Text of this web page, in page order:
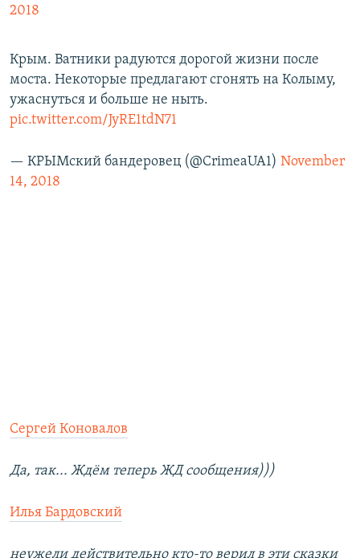
2018
Крым. Ватники радуются дорогой жизни после
моста. Некоторые предлагают сгонять на Колыму,
ужаснуться и больше не ныть.
pic.twitter.com/JyRE1tdN71
— КРЫМский бандеровец (@CrimeaUA1) November
14, 2018
Сергей Коновалов
Да, так... Ждём теперь ЖД сообщения)))
Илья Бардовский
неужели действительно кто-то верил в эти сказки